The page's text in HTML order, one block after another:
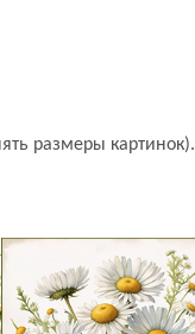
размеры картинок).